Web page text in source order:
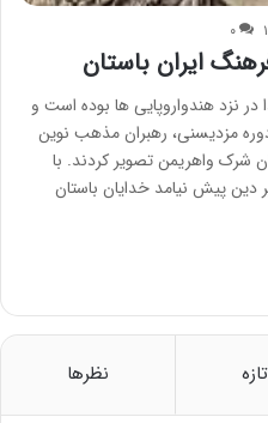
۰
ایران باستان
نزد هندواروپایی ها بوده است و
دوره مزدیسنی، رهبران مذهب نوین
شرک واهریمن تصویر کردند. با
دین پیش نیامد خدایان باستان
تازه نظرها